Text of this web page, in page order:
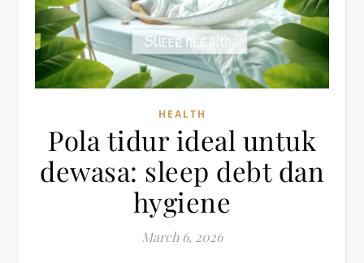
HEALTH
Pola tidur ideal untuk
dewasa: sleep debt dan
hygiene
March 6, 2026